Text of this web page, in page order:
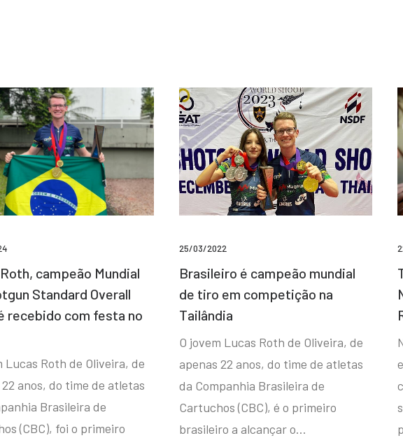
campeão Mundial
Standard Overall
recebido com festa no
Lucas Roth de Oliveira, de
anos, do time de atletas
Brasileira de
(CBC), foi o primeiro
25/03/2022
Brasileiro é campeão mundial
de tiro em competição na
Tailândia
O jovem Lucas Roth de Oliveira, de
apenas 22 anos, do time de atletas
da Companhia Brasileira de
Cartuchos (CBC), é o primeiro
brasileiro a alcançar o…